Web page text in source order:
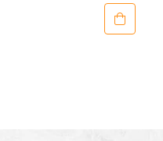
€ 29,95